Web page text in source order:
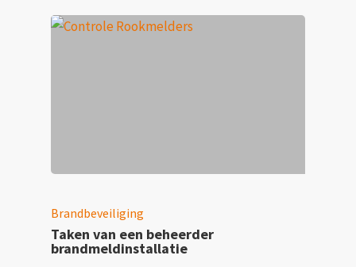
Brandbeveiliging
Taken van een beheerder
brandmeldinstallatie